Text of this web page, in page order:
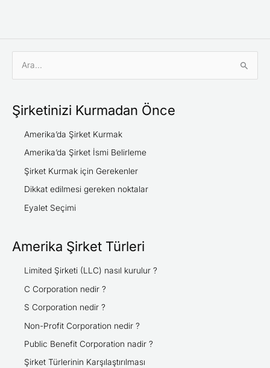
rŞirketinizi Kurmadan Önce
Amerika’da Şirket Kurmak
Amerika’da Şirket İsmi Belirleme
Şirket Kurmak için Gerekenler
Dikkat edilmesi gereken noktalar
Eyalet Seçimi
Amerika Şirket Türleri
Limited Şirketi (LLC) nasıl kurulur ?
C Corporation nedir ?
S Corporation nedir ?
Non-Profit Corporation nedir ?
Public Benefit Corporation nadir ?
Şirket Türlerinin Karşılaştırılması